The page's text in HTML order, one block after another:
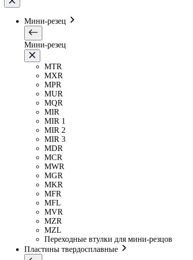
Мини-резец
Мини-резец
MTR
MXR
MPR
MUR
MQR
MIR
MIR 1
MIR 2
MIR 3
MDR
MCR
MWR
MGR
MKR
MFR
MFL
MVR
MZR
MZL
Переходные втулки для мини-резцов
Пластины твердосплавные